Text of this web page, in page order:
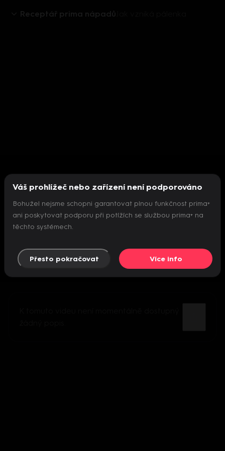
Receptář prima nápadů
Nepodařilo se inicializovat přehrávač
Váš prohlížeč nebo zařízení není podporováno
Bohužel nejsme schopni garantovat plnou funkčnost prima+
ani poskytovat podporu při potížích se službou prima+ na
těchto systémech.
Přesto pokračovat Více info